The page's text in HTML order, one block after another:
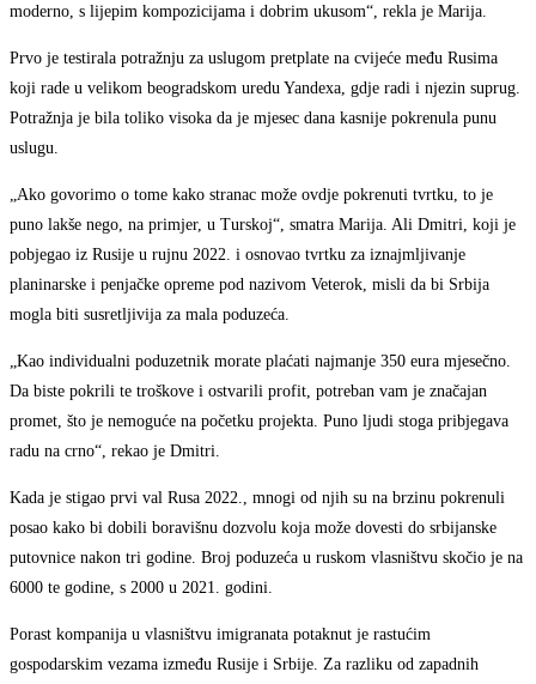
moderno, s lijepim kompozicijama i dobrim ukusom“, rekla je Marija.
Prvo je testirala potražnju za uslugom pretplate na cvijeće među Rusima
koji rade u velikom beogradskom uredu Yandexa, gdje radi i njezin suprug.
Potražnja je bila toliko visoka da je mjesec dana kasnije pokrenula punu
uslugu.
„Ako govorimo o tome kako stranac može ovdje pokrenuti tvrtku, to je
puno lakše nego, na primjer, u Turskoj“, smatra Marija. Ali Dmitri, koji je
pobjegao iz Rusije u rujnu 2022. i osnovao tvrtku za iznajmljivanje
planinarske i penjačke opreme pod nazivom Veterok, misli da bi Srbija
mogla biti susretljivija za mala poduzeća.
„Kao individualni poduzetnik morate plaćati najmanje 350 eura mjesečno.
Da biste pokrili te troškove i ostvarili profit, potreban vam je značajan
promet, što je nemoguće na početku projekta. Puno ljudi stoga pribjegava
radu na crno“, rekao je Dmitri.
Kada je stigao prvi val Rusa 2022., mnogi od njih su na brzinu pokrenuli
posao kako bi dobili boravišnu dozvolu koja može dovesti do srbijanske
putovnice nakon tri godine. Broj poduzeća u ruskom vlasništvu skočio je na
6000 te godine, s 2000 u 2021. godini.
Porast kompanija u vlasništvu imigranata potaknut je rastućim
gospodarskim vezama između Rusije i Srbije. Za razliku od zapadnih